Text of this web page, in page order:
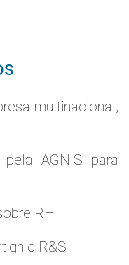
multinacional,
AGNIS para
RH
e R&S